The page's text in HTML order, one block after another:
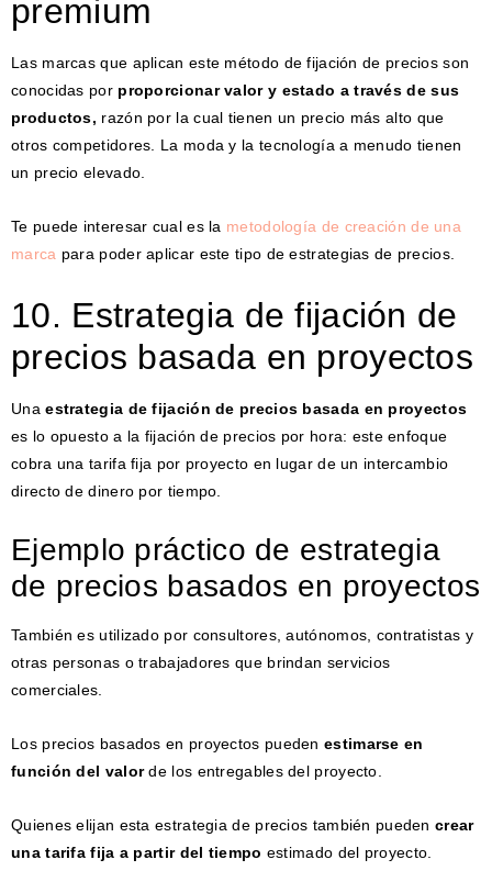
premium
Las marcas que aplican este método de fijación de precios son
conocidas por proporcionar valor y estado a través de sus
productos, razón por la cual tienen un precio más alto que
otros competidores. La moda y la tecnología a menudo tienen
un precio elevado.
Te puede interesar cual es la metodología de creación de una
marca para poder aplicar este tipo de estrategias de precios.
10. Estrategia de fijación de
precios basada en proyectos
Unaestrategia de fijación de precios basada en proyectos
es lo opuesto a la fijación de precios por hora: este enfoque
cobra una tarifa fija por proyecto en lugar de un intercambio
directo de dinero por tiempo.
Ejemplo práctico de estrategia
de precios basados en proyectos
También es utilizado por consultores, autónomos, contratistas y
otras personas o trabajadores que brindan servicios
comerciales.
Los precios basados ​​en proyectos pueden estimarse en
función del valorde los entregables del proyecto.
Quienes elijan esta estrategia de precios también pueden crear
una tarifa fija a partir del tiempo estimado del proyecto.